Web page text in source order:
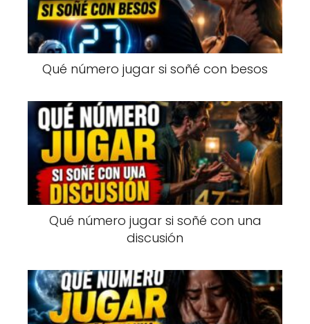
Qué número jugar si soñé con besos
Qué número jugar si soñé con una
discusión